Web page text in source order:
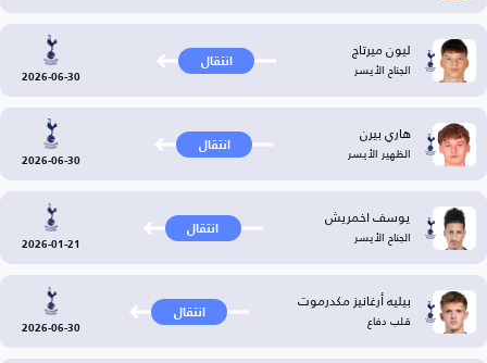
ليون ميرتاج
الجناح الأيسر انتقال
2026-06-30
هاري بيرن
الظهير الأيسر انتقال
2026-06-30
يوسف اخمريش
الجناح الأيسر انتقال
2026-01-21
بيليه أرغانيز مكدرموت
قلب دفاع انتقال
2026-06-30